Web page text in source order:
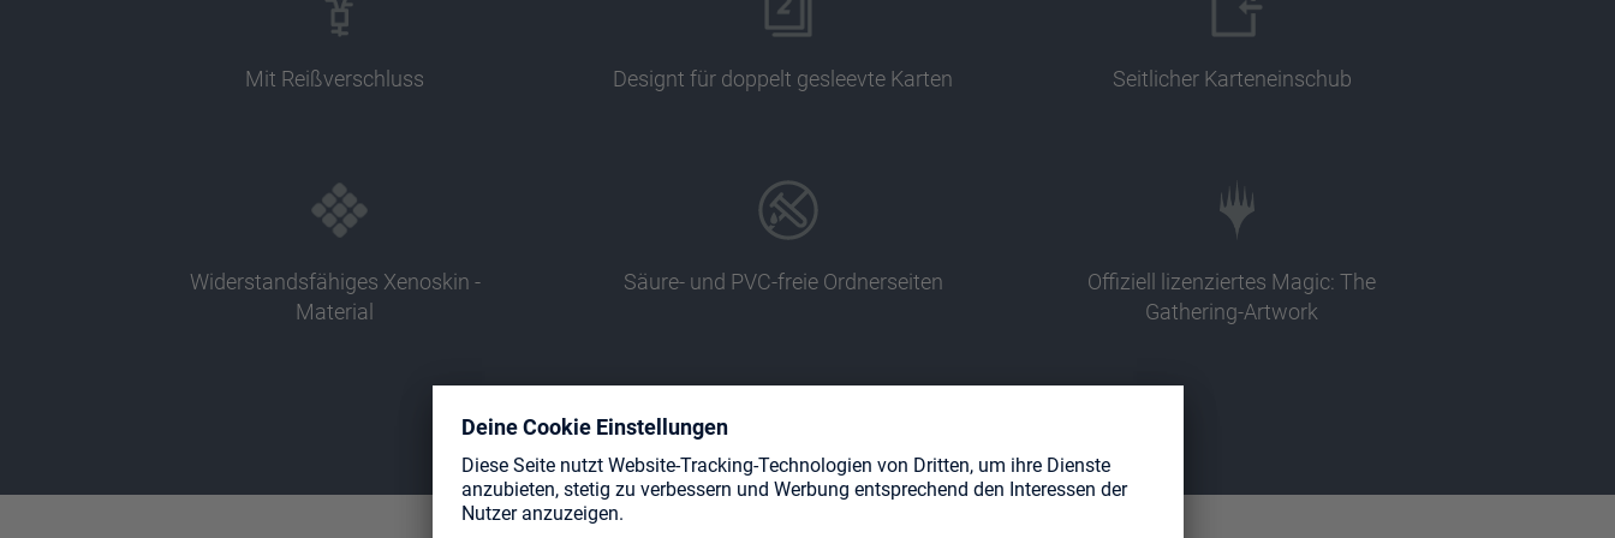
Mit Reißverschluss Designt für doppelt gesleevte Karten Seitlicher Karteneinschub
Widerstandsfähiges Xenoskin -
Material
Säure- und PVC-freie Ordnerseiten
Offiziell lizenziertes Magic: The
Gathering-Artwork